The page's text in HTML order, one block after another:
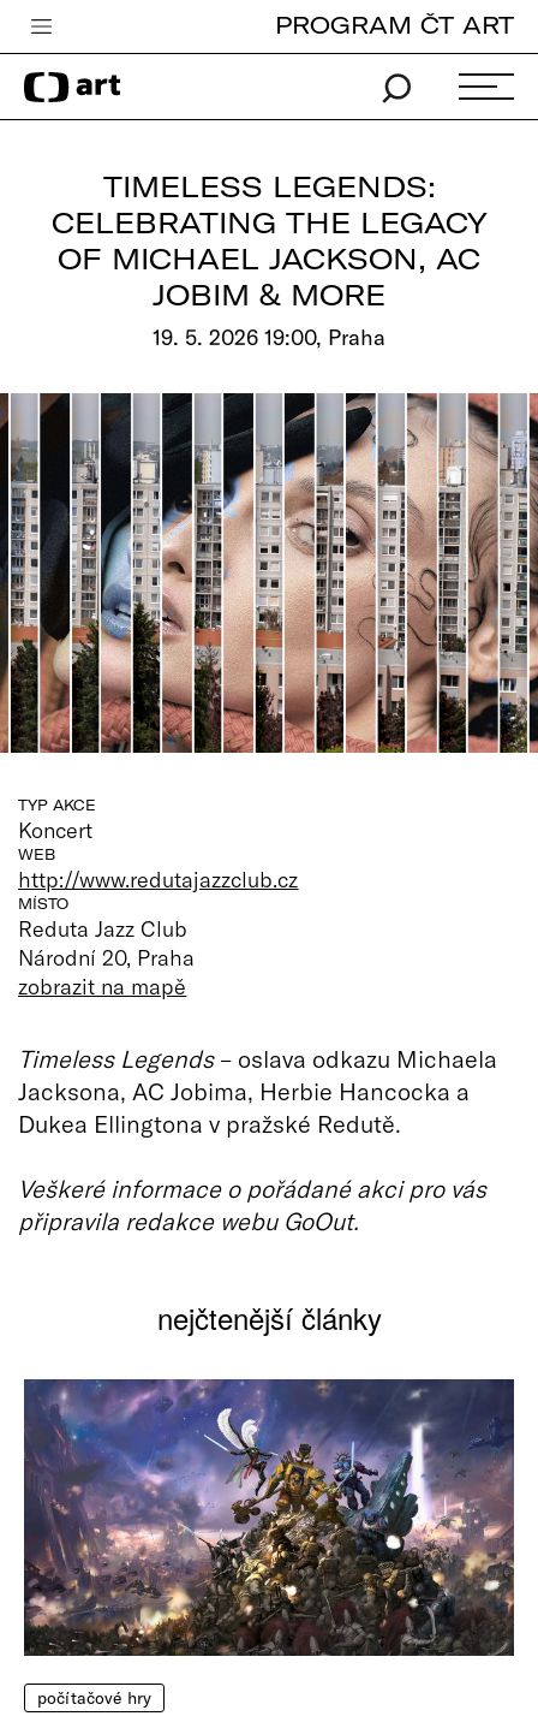
Česká televize
Zpravodajství
iVysílání
TV program
Vše o ČT
PROGRAM ČT ART
TIMELESS LEGENDS:
CELEBRATING THE LEGACY
OF MICHAEL JACKSON, AC
JOBIM & MORE
19. 5. 2026 19:00, Praha
TYP AKCE
Koncert
WEB
http://www.redutajazzclub.cz
MÍSTO
Reduta Jazz Club
Národní 20, Praha
zobrazit na mapě
Timeless Legends– oslava odkazu Michaela
Jacksona, AC Jobima, Herbie Hancocka a
Dukea Ellingtona v pražské Redutě.
Veškeré informace o pořádané akci pro vás
připravila redakce webu GoOut.
nejčtenější články
počítačové hry